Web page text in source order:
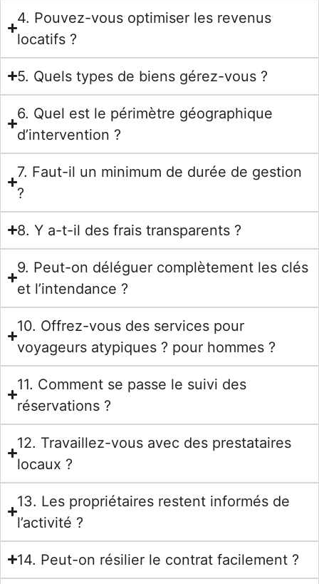
4. Pouvez-vous optimiser les revenus
locatifs ?
5. Quels types de biens gérez-vous ?
6. Quel est le périmètre géographique
d’intervention ?
7. Faut-il un minimum de durée de gestion
?
8. Y a-t-il des frais transparents ?
9. Peut-on déléguer complètement les clés
et l’intendance ?
10. Offrez-vous des services pour
voyageurs atypiques ? pour hommes ?
11. Comment se passe le suivi des
réservations ?
12. Travaillez-vous avec des prestataires
locaux ?
13. Les propriétaires restent informés de
l’activité ?
14. Peut-on résilier le contrat facilement ?